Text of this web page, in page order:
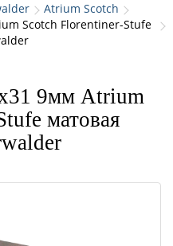
Atrium Scotch
Scotch Florentiner-Stufe
9мм Atrium
матовая